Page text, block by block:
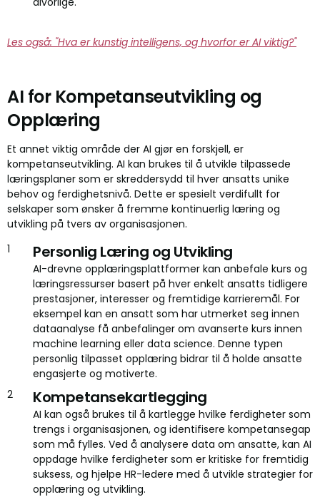
Les også: "Hva er kunstig intelligens, og hvorfor er AI viktig?"
AI for Kompetanseutvikling og
Opplæring
Et annet viktig område der AI gjør en forskjell, er
kompetanseutvikling. AI kan brukes til å utvikle tilpassede
læringsplaner som er skreddersydd til hver ansatts unike
behov og ferdighetsnivå. Dette er spesielt verdifullt for
selskaper som ønsker å fremme kontinuerlig læring og
utvikling på tvers av organisasjonen.
Personlig Læring og Utvikling
AI-drevne opplæringsplattformer kan anbefale kurs og
læringsressurser basert på hver enkelt ansatts tidligere
prestasjoner, interesser og fremtidige karrieremål. For
eksempel kan en ansatt som har utmerket seg innen
dataanalyse få anbefalinger om avanserte kurs innen
machine learning eller data science. Denne typen
personlig tilpasset opplæring bidrar til å holde ansatte
engasjerte og motiverte.
Kompetansekartlegging
AI kan også brukes til å kartlegge hvilke ferdigheter som
trengs i organisasjonen, og identifisere kompetansegap
som må fylles. Ved å analysere data om ansatte, kan AI
oppdage hvilke ferdigheter som er kritiske for fremtidig
suksess, og hjelpe HR-ledere med å utvikle strategier for
opplæring og utvikling.